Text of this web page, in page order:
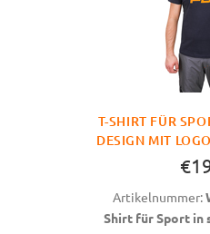
T-SHIRT FÜR
DESIGN MIT
Artikelnummer:
Shirt für Sport in